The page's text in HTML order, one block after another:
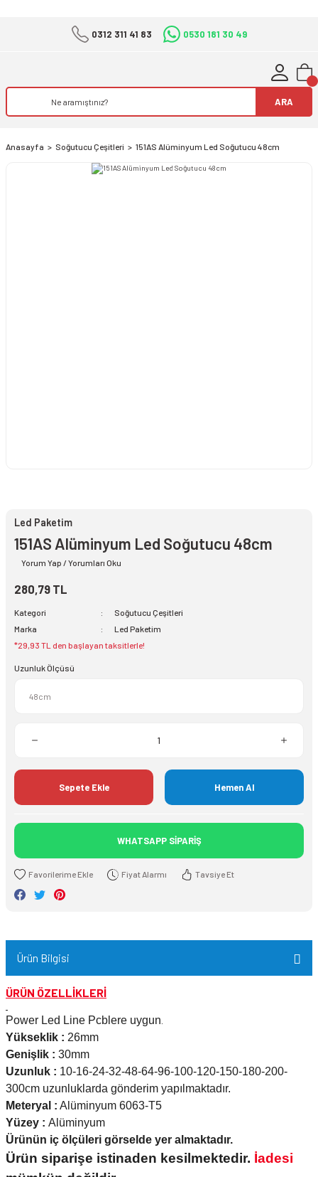
0312 311 41 83 0530 181 30 49
ARA
Anasayfa Soğutucu Çeşitleri 151AS Alüminyum Led Soğutucu 48cm
Led Paketim
151AS Alüminyum Led Soğutucu 48cm
Yorum Yap / Yorumları Oku
280,79 TL
Kategori
Soğutucu Çeşitleri
Marka
Led Paketim
*29,93 TL den başlayan taksitlerle!
Uzunluk Ölçüsü
Sepete Ekle Hemen Al
WHATSAPP SİPARİŞ
Fiyat Alarmı Tavsiye Et
Ürün Bilgisi
ÜRÜN ÖZELLİKLERİ
Power Led Line Pcblere uygun.
Yükseklik : 26mm
Genişlik : 30mm
Uzunluk : 10-16-24-32-48-64-96-100-120-150-180-200-
300cm uzunluklarda gönderim yapılmaktadır.
Meteryal : Alüminyum 6063-T5
Yüzey : Alüminyum
Ürünün iç ölçüleri görselde yer almaktadır.
Ürün siparişe istinaden kesilmektedir. İadesi